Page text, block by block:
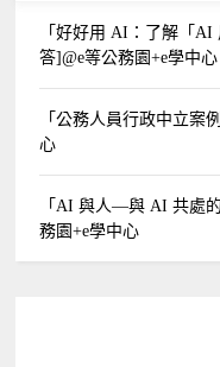
「好好用 AI：了解「
答]@e等公務園+e學中心
「公務人員行政中立案
心
「AI 與人—與 AI 共處
務園+e學中心